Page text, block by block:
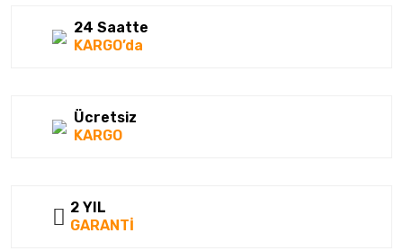
24 Saatte
KARGO’da
Ücretsiz
KARGO
2 YIL
GARANTİ